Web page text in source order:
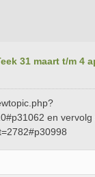
31 maart t/m 4
en vervolg